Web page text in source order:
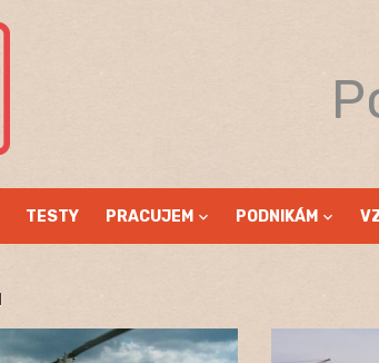
TESTY PRACUJEM PODNIKÁM